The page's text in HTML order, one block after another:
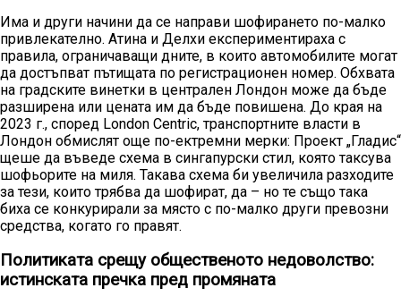
Има и други начини да се направи шофирането по-малко
привлекателно. Атина и Делхи експериментираха с
правила, ограничаващи дните, в които автомобилите могат
да достъпват пътищата по регистрационен номер. Обхвата
на градските винетки в централен Лондон може да бъде
разширена или цената им да бъде повишена. До края на
2023 г., според London Centric, транспортните власти в
Лондон обмислят още по-ектремни мерки: Проект „Гладис“
щеше да въведе схема в сингапурски стил, която таксува
шофьорите на миля. Такава схема би увеличила разходите
за тези, които трябва да шофират, да – но те също така
биха се конкурирали за място с по-малко други превозни
средства, когато го правят.
Политиката срещу общественото недоволство:
истинската пречка пред промяната